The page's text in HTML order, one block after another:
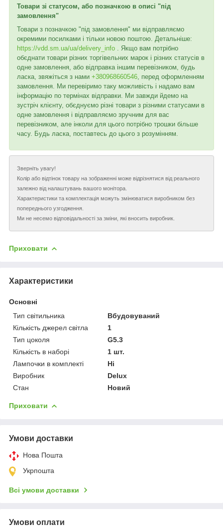
Товари зі статусом, або позначкою в описі "під
замовлення"
Товари з позначкою "під замовлення" ми відправляємо
окремими посилками і тільки новою поштою. Детальніше:
https://vdd.sm.ua/ua/delivery_info . Якщо вам потрібно
обєднати товари різних торгівельних марок і різних статусів в
одне замовлення, або відправка іншим перевізником, будь
ласка, звяжіться з нами +380968660546 , перед оформленням
замовлення. Ми перевіримо таку можливість і надамо вам
інформацію по термінах відправки. Ми завжди йдемо на
зустріч клієнту, обєднуємо різні товари з різними статусами в
одне замовлення і відправляємо зручним для вас
перевізником, але інколи для цього потрібно трошки більше
часу. Будь ласка, поставтесь до цього з розумінням.
Зверніть увагу!
Колір або відтінок товару на зображенні може відрізнятися від реального
залежно від налаштувань вашого монітора.
Характеристики та комплектація можуть змінюватися виробником без
попереднього узгодження.
Ми не несемо відповідальності за зміни, які вносить виробник.
Приховати
Характеристики
Основні
Тип світильника
Вбудовуваний
Кількість джерел світла
1
Тип цоколя
G5.3
Кількість в наборі
1 шт.
Лампочки в комплекті
Ні
Виробник
Delux
Стан
Новий
Приховати
Умови доставки
Нова Пошта
Укрпошта
Всі умови доставки
Умови оплати